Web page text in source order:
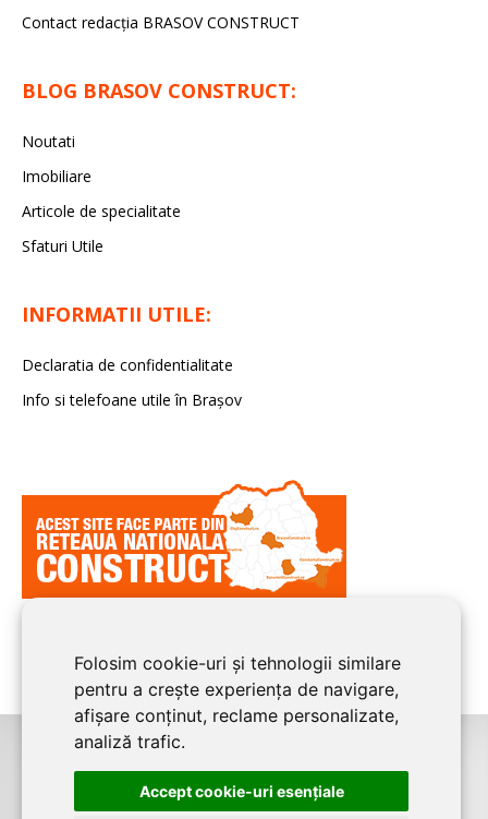
Folosim cookie-uri și tehnologii similare
pentru a crește experiența de navigare,
afișare conținut, reclame personalizate,
analiză trafic.
Accept cookie-uri esenţiale
Contact redacţia BRASOV CONSTRUCT
BLOG BRASOV CONSTRUCT:
Noutati
Imobiliare
Articole de specialitate
Sfaturi Utile
INFORMATII UTILE:
Declaratia de confidentialitate
Info si telefoane utile în Braşov
©2008-2026BRASOV CONSTRUCTeste un serviciu de promovare online
pentru firme. Proiect digital dezvoltat deLIVE COMMUNICATIONS SRL